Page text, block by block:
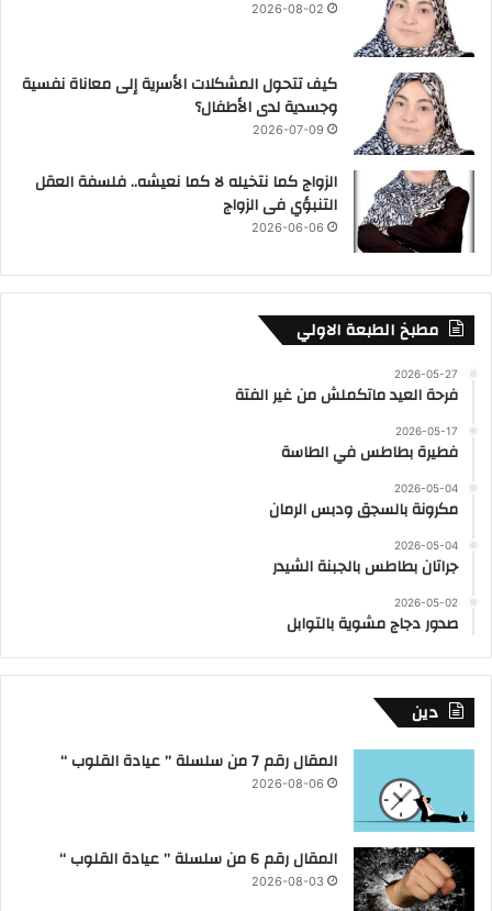
2026-08-02
كيف تتحول المشكلات الأسرية إلى معاناة نفسية
وجسدية لدى الأطفال؟
2026-07-09
الزواج كما نتخيله لا كما نعيشه.. فلسفة العقل
التنبؤي فى الزواج
2026-06-06
مطبخ الطبعة الاولي
2026-05-27
فرحة العيد ماتكملش من غير الفتة
2026-05-17
فطيرة بطاطس في الطاسة
2026-05-04
مكرونة بالسجق ودبس الرمان
2026-05-04
جراتان بطاطس بالجبنة الشيدر
2026-05-02
صدور دجاج مشوية بالتوابل
دين
المقال رقم 7 من سلسلة ” عيادة القلوب “
2026-08-06
المقال رقم 6 من سلسلة ” عيادة القلوب “
2026-08-03